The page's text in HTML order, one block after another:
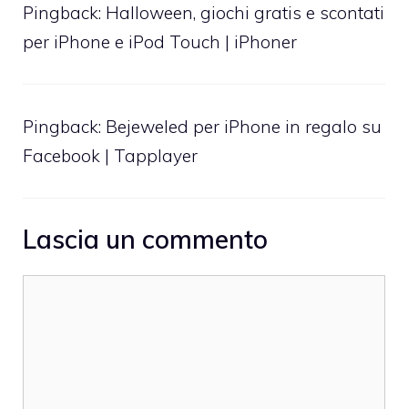
Pingback: Halloween, giochi gratis e scontati
per iPhone e iPod Touch | iPhoner
Pingback: Bejeweled per iPhone in regalo su
Facebook | Tapplayer
Lascia un commento